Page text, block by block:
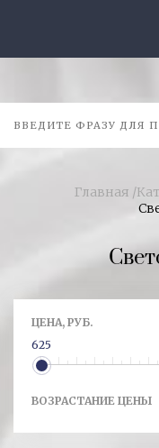
Главная /
ЦЕНА, РУБ.
625